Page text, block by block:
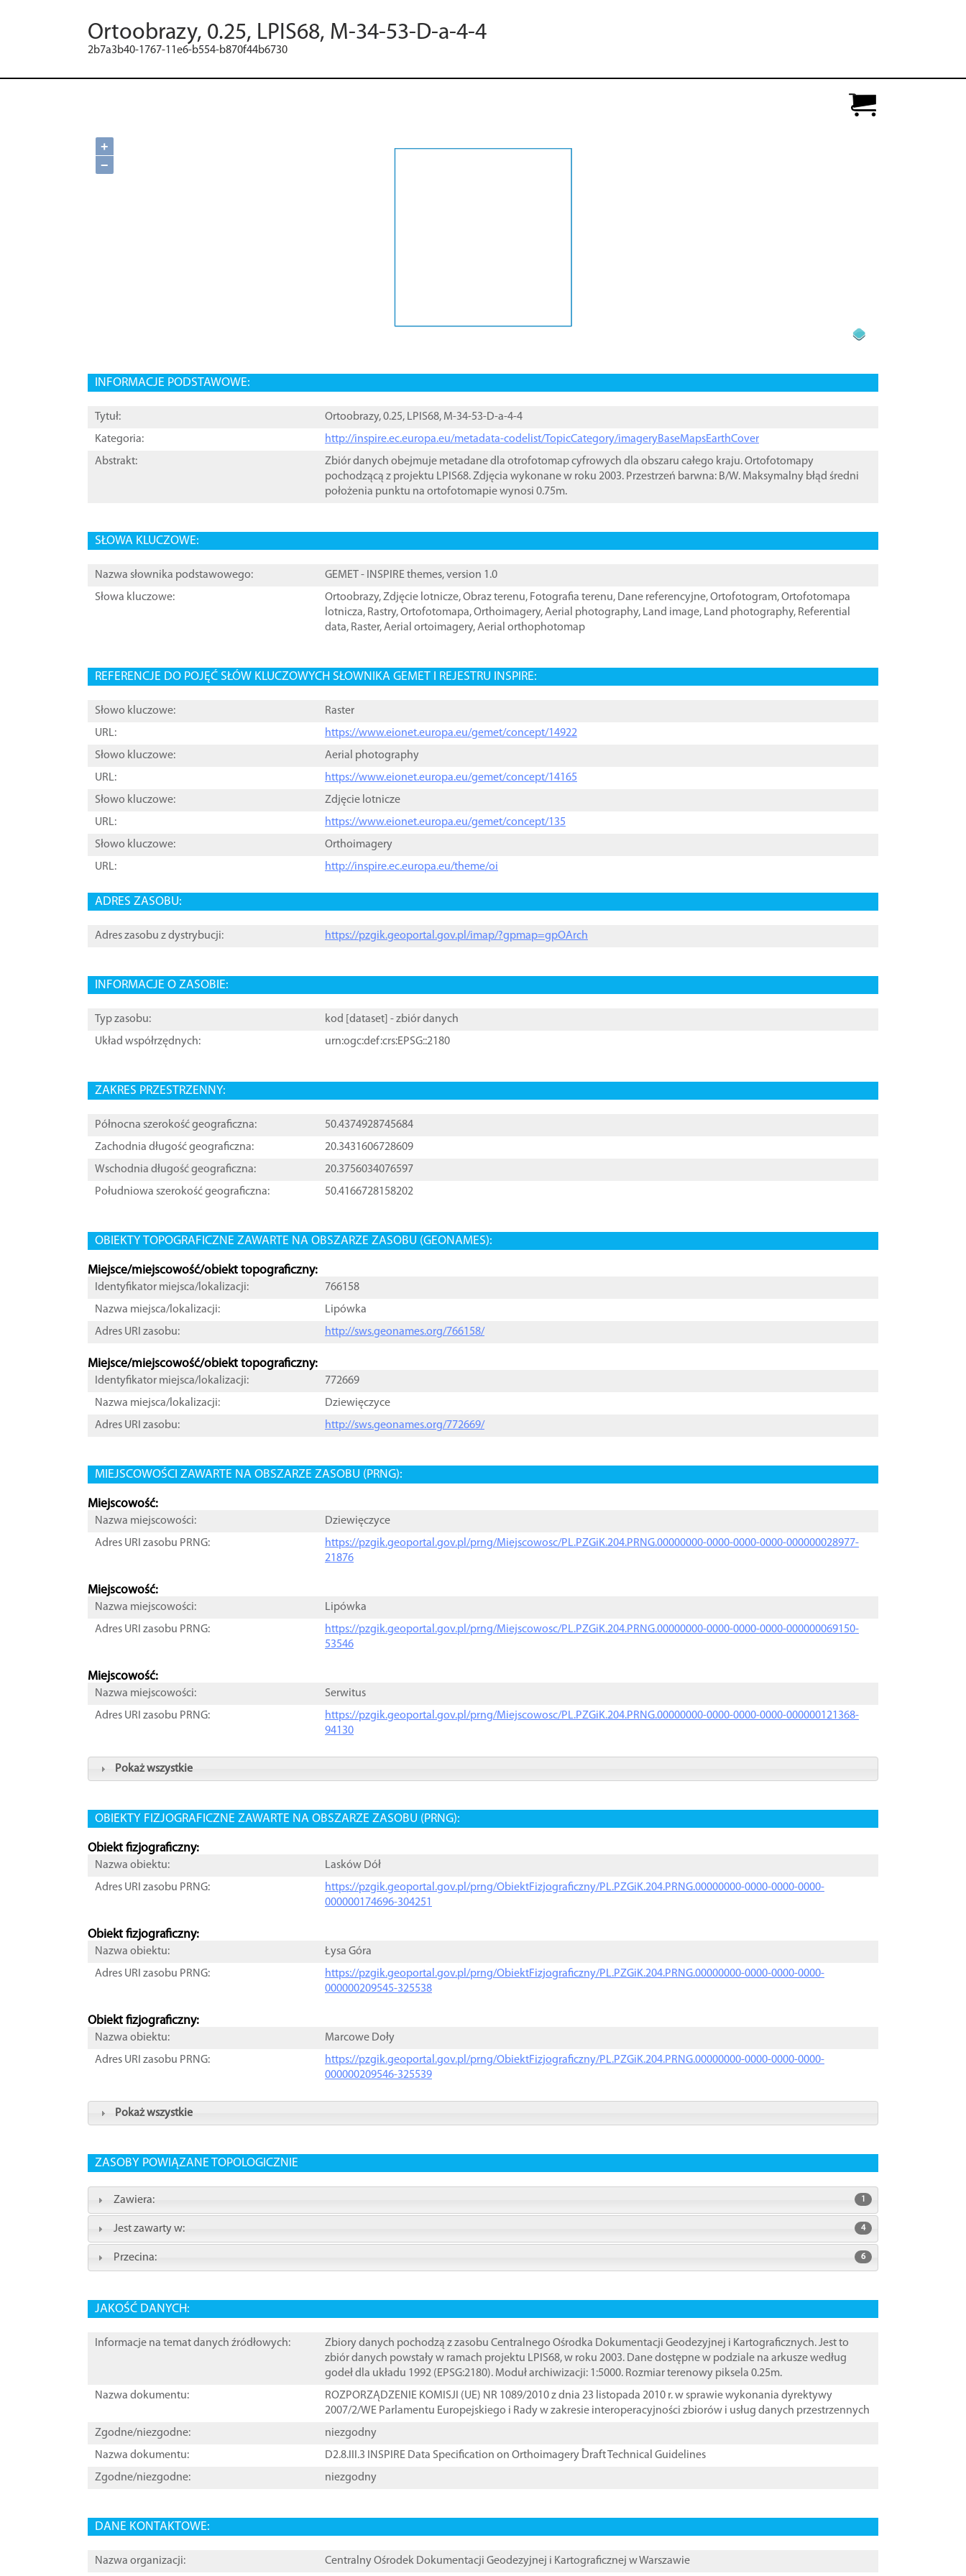
Ortoobrazy, 0.25, LPIS68, M-34-53-D-a-4-4
2b7a3b40-1767-11e6-b554-b870f44b6730
+
−
INFORMACJE PODSTAWOWE:
Tytuł:
Ortoobrazy, 0.25, LPIS68, M-34-53-D-a-4-4
Kategoria:
http://inspire.ec.europa.eu/metadata-codelist/TopicCategory/imageryBaseMapsEarthCover
Abstrakt:
Zbiór danych obejmuje metadane dla otrofotomap cyfrowych dla obszaru całego kraju. Ortofotomapy
pochodzącą z projektu LPIS68. Zdjęcia wykonane w roku 2003. Przestrzeń barwna: B/W. Maksymalny błąd średni
położenia punktu na ortofotomapie wynosi 0.75m.
SŁOWA KLUCZOWE:
Nazwa słownika podstawowego:
GEMET - INSPIRE themes, version 1.0
Słowa kluczowe:
Ortoobrazy,Zdjęcie lotnicze,Obraz terenu, Fotografia terenu, Dane referencyjne,Ortofotogram,Ortofotomapa
lotnicza, Rastry,Ortofotomapa,Orthoimagery,Aerial photography, Land image, Land photography, Referential
data, Raster,Aerial ortoimagery,Aerial orthophotomap
REFERENCJE DO POJĘĆ SŁÓW KLUCZOWYCH SŁOWNIKA GEMET I REJESTRU INSPIRE:
Słowo kluczowe:
Raster
URL:
https://www.eionet.europa.eu/gemet/concept/14922
Słowo kluczowe:
Aerial photography
URL:
https://www.eionet.europa.eu/gemet/concept/14165
Słowo kluczowe:
Zdjęcie lotnicze
URL:
https://www.eionet.europa.eu/gemet/concept/135
Słowo kluczowe:
Orthoimagery
URL:
http://inspire.ec.europa.eu/theme/oi
ADRES ZASOBU:
Adres zasobu z dystrybucji: https://pzgik.geoportal.gov.pl/imap/?gpmap=gpOArch
INFORMACJE O ZASOBIE:
Typ zasobu: kod [ dataset ] - zbiór danych
Układ współrzędnych:
urn:ogc:def:crs:EPSG::2180
ZAKRES PRZESTRZENNY:
Północna szerokość geograficzna:
50.4374928745684
Zachodnia długość geograficzna:
20.3431606728609
Wschodnia długość geograficzna:
20.3756034076597
Południowa szerokość geograficzna:
50.4166728158202
OBIEKTY TOPOGRAFICZNE ZAWARTE NA OBSZARZE ZASOBU (GEONAMES):
Miejsce/miejscowość/obiekt topograficzny:
Identyfikator miejsca/lokalizacji:
766158
Nazwa miejsca/lokalizacji:
Lipówka
Adres URI zasobu:
http://sws.geonames.org/766158/
Miejsce/miejscowość/obiekt topograficzny:
Identyfikator miejsca/lokalizacji:
772669
Nazwa miejsca/lokalizacji:
Dziewięczyce
Adres URI zasobu:
http://sws.geonames.org/772669/
MIEJSCOWOŚCI ZAWARTE NA OBSZARZE ZASOBU (PRNG):
Miejscowość:
Nazwa miejscowości:
Dziewięczyce
Adres URI zasobu PRNG:
https://pzgik.geoportal.gov.pl/prng/Miejscowosc/PL.PZGiK.204.PRNG.00000000-0000-0000-0000-000000028977-
21876
Miejscowość:
Nazwa miejscowości:
Lipówka
Adres URI zasobu PRNG:
https://pzgik.geoportal.gov.pl/prng/Miejscowosc/PL.PZGiK.204.PRNG.00000000-0000-0000-0000-000000069150-
53546
Miejscowość:
Nazwa miejscowości:
Serwitus
Adres URI zasobu PRNG:
https://pzgik.geoportal.gov.pl/prng/Miejscowosc/PL.PZGiK.204.PRNG.00000000-0000-0000-0000-000000121368-
94130
Pokaż wszystkie
OBIEKTY FIZJOGRAFICZNE ZAWARTE NA OBSZARZE ZASOBU (PRNG):
Obiekt fizjograficzny:
Nazwa obiektu:
Lasków Dół
Adres URI zasobu PRNG:
https://pzgik.geoportal.gov.pl/prng/ObiektFizjograficzny/PL.PZGiK.204.PRNG.00000000-0000-0000-0000-
000000174696-304251
Obiekt fizjograficzny:
Nazwa obiektu:
Łysa Góra
Adres URI zasobu PRNG:
https://pzgik.geoportal.gov.pl/prng/ObiektFizjograficzny/PL.PZGiK.204.PRNG.00000000-0000-0000-0000-
000000209545-325538
Obiekt fizjograficzny:
Nazwa obiektu:
Marcowe Doły
Adres URI zasobu PRNG:
https://pzgik.geoportal.gov.pl/prng/ObiektFizjograficzny/PL.PZGiK.204.PRNG.00000000-0000-0000-0000-
000000209546-325539
Pokaż wszystkie
ZASOBY POWIĄZANE TOPOLOGICZNIE
Zawiera: 1
Jest zawarty w: 4
Przecina: 6
JAKOŚĆ DANYCH:
Informacje na temat danych źródłowych:
Zbiory danych pochodzą z zasobu Centralnego Ośrodka Dokumentacji Geodezyjnej i Kartograficznych. Jest to
zbiór danych powstały w ramach projektu LPIS68, w roku 2003. Dane dostępne w podziale na arkusze według
godeł dla układu 1992 (EPSG:2180). Moduł archiwizacji: 1:5000. Rozmiar terenowy piksela 0.25m.
Nazwa dokumentu:
ROZPORZĄDZENIE KOMISJI (UE) NR 1089/2010 z dnia 23 listopada 2010 r. w sprawie wykonania dyrektywy
2007/2/WE Parlamentu Europejskiego i Rady w zakresie interoperacyjności zbiorów i usług danych przestrzennych
Zgodne/niezgodne:
niezgodny
Nazwa dokumentu:
D2.8.III.3 INSPIRE Data Specification on Orthoimagery ֠Draft Technical Guidelines
Zgodne/niezgodne:
niezgodny
DANE KONTAKTOWE:
Nazwa organizacji: Centralny Ośrodek Dokumentacji Geodezyjnej i Kartograficznej w Warszawie